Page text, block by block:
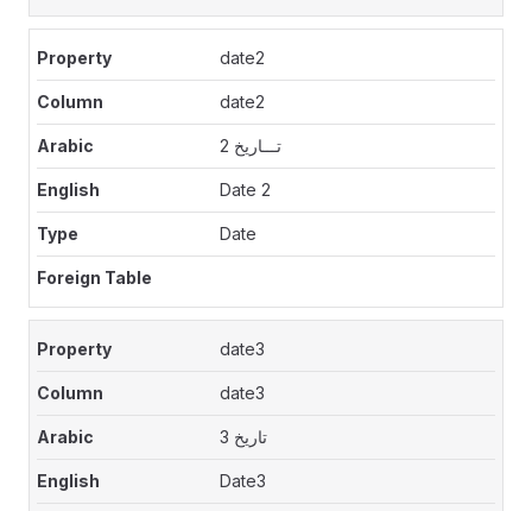
date2
date2
تـــاريخ 2
Date 2
Date
date3
date3
تاريخ 3
Date3